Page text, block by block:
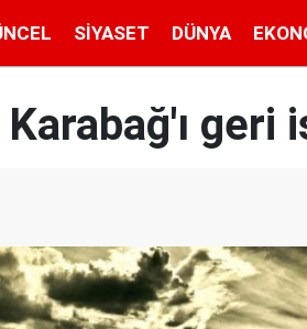
SIYASET DÜNYA
geri